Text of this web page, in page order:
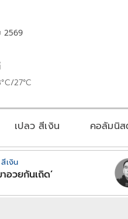
2569
27°C
เปลว สีเงิน คอลัมนิ
เงิน
าอวยกันเถิด’